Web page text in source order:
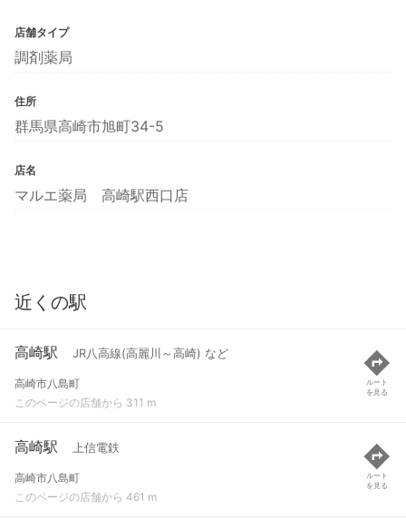
店舗タイプ
調剤薬局
住所
群馬県高崎市旭町34-5
店名
マルエ薬局 高崎駅西口店
近くの駅
高崎駅 JR八高線(高麗川～高崎) など
高崎市八島町
このページの店舗から 311 m
ルート
を見る
高崎駅 上信電鉄
高崎市八島町
このページの店舗から 461 m
ルート
を見る